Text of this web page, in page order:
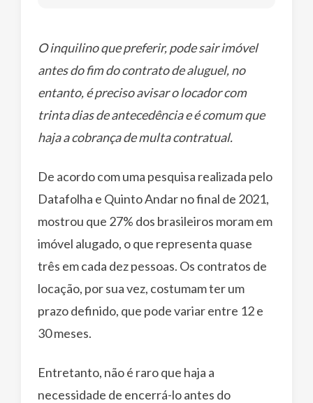
O inquilino que preferir, pode sair imóvel
antes do fim do contrato de aluguel, no
entanto, é preciso avisar o locador com
trinta dias de antecedência e é comum que
haja a cobrança de multa contratual.
De acordo com uma pesquisa realizada pelo
Datafolha e Quinto Andar no final de 2021,
mostrou que 27% dos brasileiros moram em
imóvel alugado, o que representa quase
três em cada dez pessoas. Os contratos de
locação, por sua vez, costumam ter um
prazo definido, que pode variar entre 12 e
30 meses.
Entretanto, não é raro que haja a
necessidade de encerrá-lo antes do